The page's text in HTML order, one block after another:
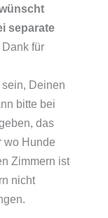
separate
für
sein, Deinen
bitte bei
das
wo Hunde
Zimmern ist
nicht